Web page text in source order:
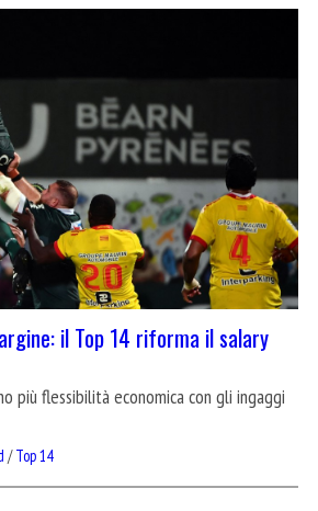
il Top 14 riforma il salary
più flessibilità economica con gli ingaggi
/Top 14